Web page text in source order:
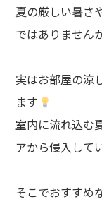
夏の厳しい暑さ
ではあり
実はお部屋の涼
ます
室内に流れ込む
アから侵入して
そこでおすすめ